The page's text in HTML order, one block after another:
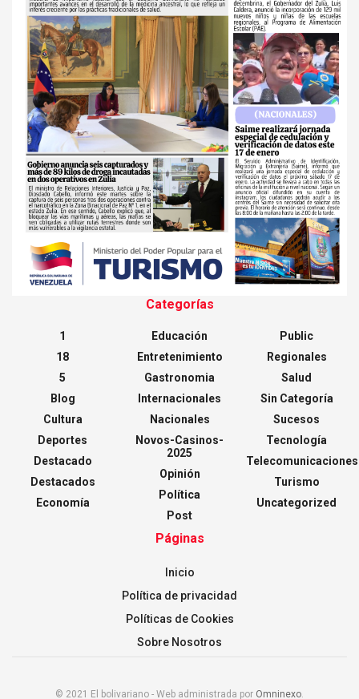
Categorías
1
18
5
Blog
Cultura
Deportes
Destacado
Destacados
Economía
Educación
Entretenimiento
Gastronomia
Internacionales
Nacionales
Novos-Casinos-
2025
Opinión
Política
Post
Public
Regionales
Salud
Sin Categoría
Sucesos
Tecnología
Telecomunicaciones
Turismo
Uncategorized
Páginas
Inicio
Política de privacidad
Políticas de Cookies
Sobre Nosotros
© 2021 El bolivariano - Web administrada por Omninexo